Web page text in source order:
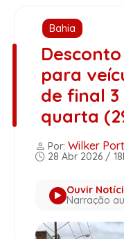
Bahia
para
de final
quarta
Por: Wilker
28 Abr 2026 /
Ouvir
Narração